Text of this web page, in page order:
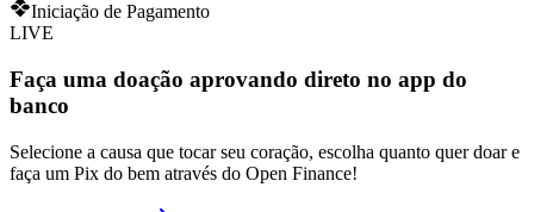
Iniciação de Pagamento
LIVE
Faça uma doação aprovando direto no app do
banco
Selecione a causa que tocar seu coração, escolha quanto quer doar e
faça um Pix do bem através do Open Finance!